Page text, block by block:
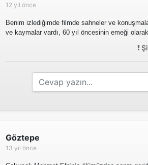
12 yıl önce
Benim izlediğimde filmde sahneler ve
ve kaymalar vardı, 60 yıl öncesinin emeği
Göztepe
13 yıl önce